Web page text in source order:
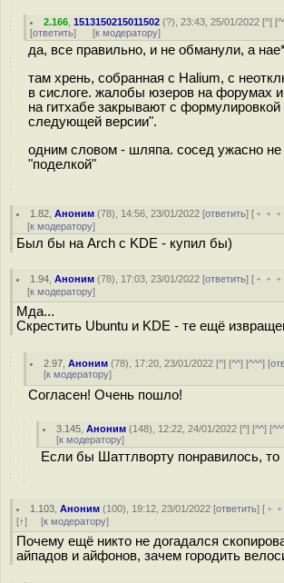
2.166 ,1513150215011502 (?), 23:43, 25/01/2022 [^] [
[ответить] [к модератору]
да, все правильно, и не обманули, а
там хрень, собранная с Halium, с
в сислоге. жалобы юзеров на форумах и
на гитхабе закрывают с формулировкой
следующей версии".
одним словом - шляпа. сосед ужасно не
"поделкой"
1.82 ,Аноним (78), 14:56, 23/01/2022 [ответить] [ ﹢﹢﹢
[к модератору]
Был бы на Arch c KDE - купил бы)
1.94 ,Аноним (78), 17:03, 23/01/2022 [ответить] [ ﹢﹢﹢
[к модератору]
Мда...
Скрестить Ubuntu и KDE - те ещё
2.97 ,Аноним (78), 17:20, 23/01/2022 [^] [^^] [^^^] [
[к модератору]
Согласен! Очень пошло!
3.145 ,Аноним (148), 12:22, 24/01/2022 [^] [^^] [
[к модератору]
Если бы Шаттлворту понравилось,
1.103 ,Аноним (100), 19:12, 23/01/2022 [ответить] [
[↑] [к модератору]
Почему ещё никто не догадался
айпадов и айфонов, зачем городить